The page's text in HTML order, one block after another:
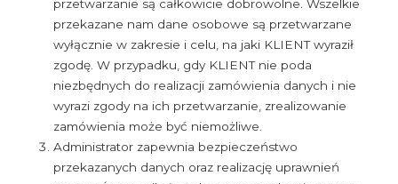
przetwarzanie są całkowicie dobrowolne. Wszelkie
przekazane nam dane osobowe są przetwarzane
wyłącznie w zakresie i celu, na jaki KLIENT wyraził
zgodę. W przypadku, gdy KLIENT nie poda
niezbędnych do realizacji zamówienia danych i nie
wyrazi zgody na ich przetwarzanie, zrealizowanie
zamówienia może być niemożliwe.
Administrator zapewnia bezpieczeństwo
przekazanych danych oraz realizację uprawnień